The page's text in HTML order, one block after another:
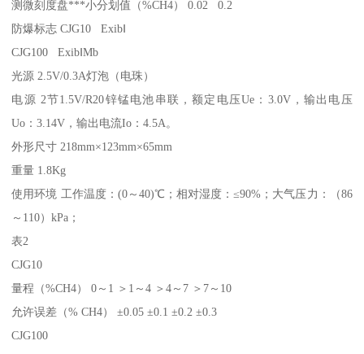
测微刻度盘***小分划值（%CH4） 0.02 0.2
防爆标志 CJG10 ExibⅠ
CJG100 ExibⅠMb
光源 2.5V/0.3A灯泡（电珠）
电源 2节1.5V/R20锌锰电池串联，额定电压Ue：3.0V，输出电压
Uo：3.14V，输出电流Io：4.5A。
外形尺寸 218mm×123mm×65mm
重量 1.8Kg
使用环境 工作温度：(0～40)℃；相对湿度：≤90%；大气压力：（86
～110）kPa；
表2
CJG10
量程（%CH4） 0～1 ＞1～4 ＞4～7 ＞7～10
允许误差（% CH4） ±0.05 ±0.1 ±0.2 ±0.3
CJG100